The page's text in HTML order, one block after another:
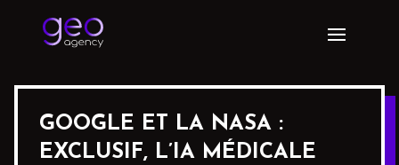
GOOGLE ET LA NASA :
EXCLUSIF, L’IA MÉDICALE